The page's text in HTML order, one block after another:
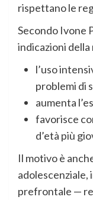
rispettano le
Secondo Ivone
indicazioni
l’uso
problemi di
aumenta
favorisce
d’età più
Il motivo è
adolescenziale,
prefrontale —